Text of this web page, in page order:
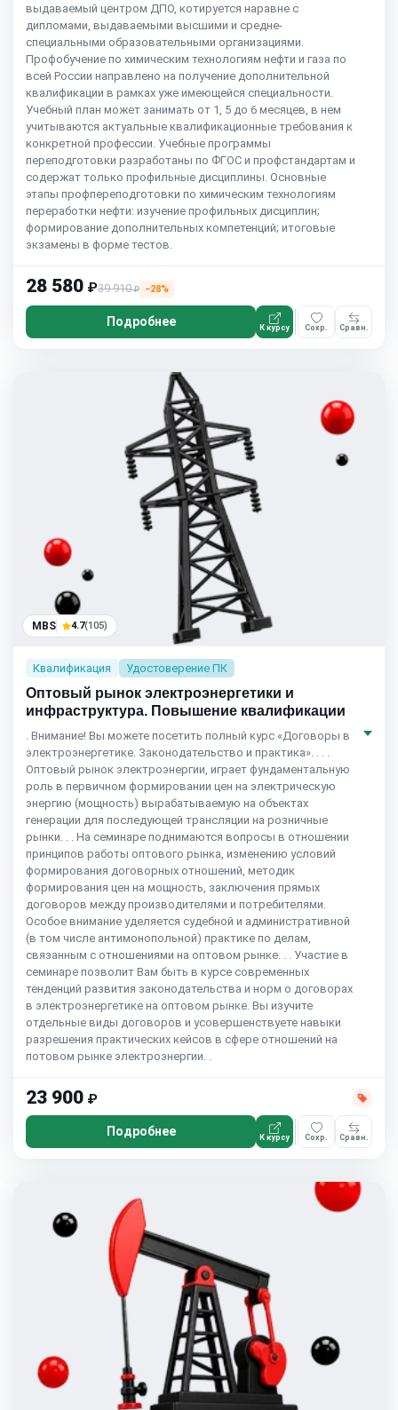
выдаваемый центром ДПО, котируется наравне с
дипломами, выдаваемыми высшими и средне-
специальными образовательными организациями.
Профобучение по химическим технологиям нефти и газа по
всей России направлено на получение дополнительной
квалификации в рамках уже имеющейся специальности.
Учебный план может занимать от 1, 5 до 6 месяцев, в нем
учитываются актуальные квалификационные требования к
конкретной профессии. Учебные программы
переподготовки разработаны по ФГОС и профстандартам и
содержат только профильные дисциплины. Основные
этапы профпереподготовки по химическим технологиям
переработки нефти: изучение профильных дисциплин;
формирование дополнительных компетенций; итоговые
экзамены в форме тестов.
28 580 ₽39 910₽ −28%
Подробнее К курсу Сохр. Сравн.
MBS 4.7(105)
Квалификация Удостоверение ПК
Оптовый рынок электроэнергетики и
инфраструктура. Повышение квалификации
. Внимание! Вы можете посетить полный курс «Договоры в
электроэнергетике. Законодательство и практика». . . .
Оптовый рынок электроэнергии, играет фундаментальную
роль в первичном формировании цен на электрическую
энергию (мощность) вырабатываемую на объектах
генерации для последующей трансляции на розничные
рынки. . . На семинаре поднимаются вопросы в отношении
принципов работы оптового рынка, изменению условий
формирования договорных отношений, методик
формирования цен на мощность, заключения прямых
договоров между производителями и потребителями.
Особое внимание уделяется судебной и административной
(в том числе антимонопольной) практике по делам,
связанным с отношениями на оптовом рынке. . . Участие в
семинаре позволит Вам быть в курсе современных
тенденций развития законодательства и норм о договорах
в электроэнергетике на оптовом рынке. Вы изучите
отдельные виды договоров и усовершенствуете навыки
разрешения практических кейсов в сфере отношений на
потовом рынке электроэнергии. .
23 900 ₽
Подробнее К курсу Сохр. Сравн.